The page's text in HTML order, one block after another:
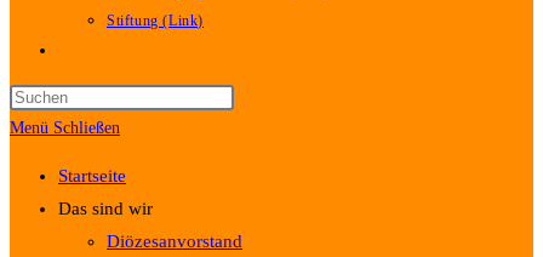
Stiftung (Link)
umschalten
Menü Schließen
Startseite
Das sind wir
Diözesanvorstand